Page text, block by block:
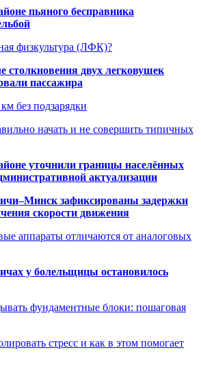
пьяного бесправника
физкультура (ЛФК)?
столкновения двух легковушек
пассажира
без подзарядки
начать и не совершить типичных
уточнили границы населённых
актуализации
зафиксированы задержки
скорости движения
аппараты отличаются от аналоговых
у болельщицы остановилось
фундаментные блоки: пошаговая
стресс и как в этом помогает